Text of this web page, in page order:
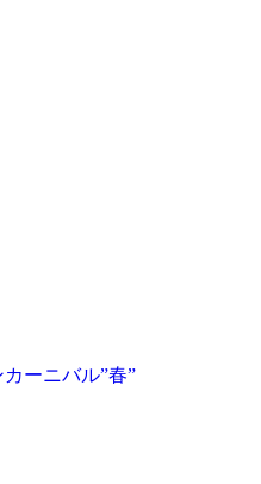
カーニバル”春”